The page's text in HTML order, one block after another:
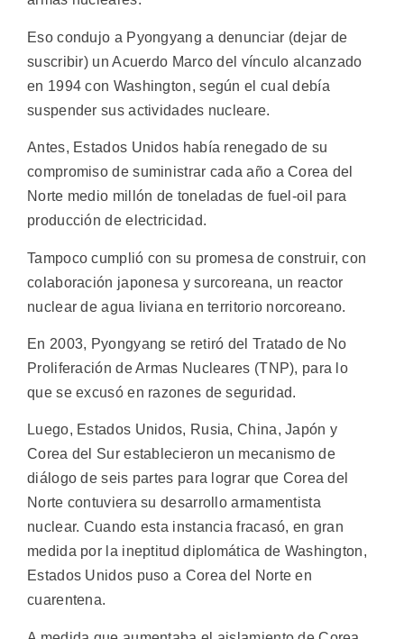
Eso condujo a Pyongyang a denunciar (dejar de
suscribir) un Acuerdo Marco del vínculo alcanzado
en 1994 con Washington, según el cual debía
suspender sus actividades nucleare.
Antes, Estados Unidos había renegado de su
compromiso de suministrar cada año a Corea del
Norte medio millón de toneladas de fuel-oil para
producción de electricidad.
Tampoco cumplió con su promesa de construir, con
colaboración japonesa y surcoreana, un reactor
nuclear de agua liviana en territorio norcoreano.
En 2003, Pyongyang se retiró del Tratado de No
Proliferación de Armas Nucleares (TNP), para lo
que se excusó en razones de seguridad.
Luego, Estados Unidos, Rusia, China, Japón y
Corea del Sur establecieron un mecanismo de
diálogo de seis partes para lograr que Corea del
Norte contuviera su desarrollo armamentista
nuclear. Cuando esta instancia fracasó, en gran
medida por la ineptitud diplomática de Washington,
Estados Unidos puso a Corea del Norte en
cuarentena.